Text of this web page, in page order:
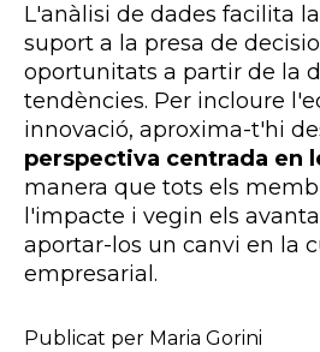
L'anàlisi de dades facilita
suport a la presa de
oportunitats a partir de la
tendències. Per incloure
innovació, aproxima-t'hi
perspectiva centrada en
manera que tots els
l'impacte i vegin els
aportar-los un canvi en la
empresarial.
Publicat per Maria Gorini